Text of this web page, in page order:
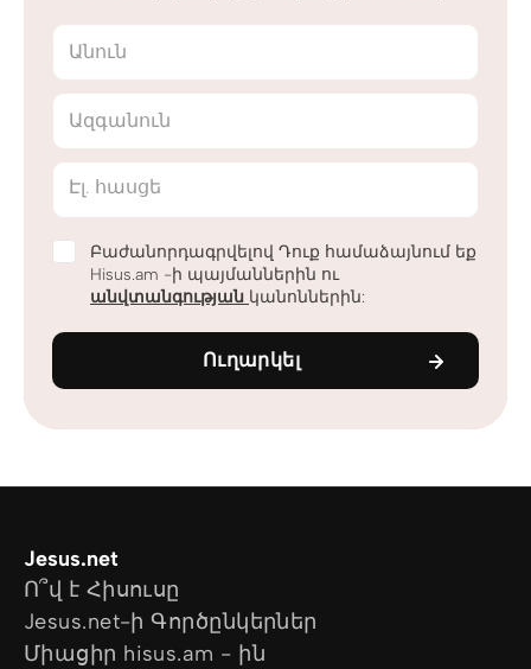
Անուն
Ազգանուն
Էլ. հասցե
Բաժանորդագրվելով Դուք համաձայնում եք
Hisus.am -ի պայմաններին ու
անվտանգության կանոններին:
Ուղարկել
Jesus.net
Ո՞վ է Հիսուսը
Jesus.net-ի Գործընկերներ
Միացիր hisus.am - ին